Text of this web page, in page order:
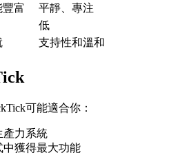
富
平靜、專注
低
支持性和溫和
可能適合你：
產力系統
獲得最大功能